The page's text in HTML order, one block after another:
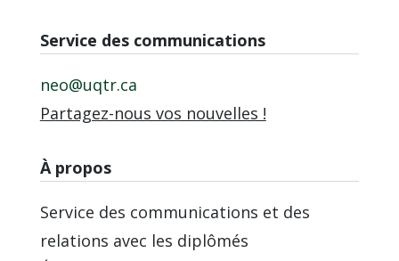
Service des communications
neo@uqtr.ca
Partagez-nous vos nouvelles !
À propos
Service des communications et des
relations avec les diplômés